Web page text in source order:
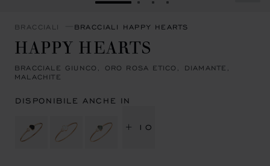
VAI ALLA SLIDE 1
VAI ALLA SLIDE 2
VAI ALLA SLIDE 3
VAI ALLA SLIDE 4
BRACCIALI BRACCIALI HAPPY HEARTS
HAPPY HEARTS
BRACCIALE GIUNCO, ORO ROSA ETICO, DIAMANTE,
MALACHITE
DISPONIBILE ANCHE IN
+ 10